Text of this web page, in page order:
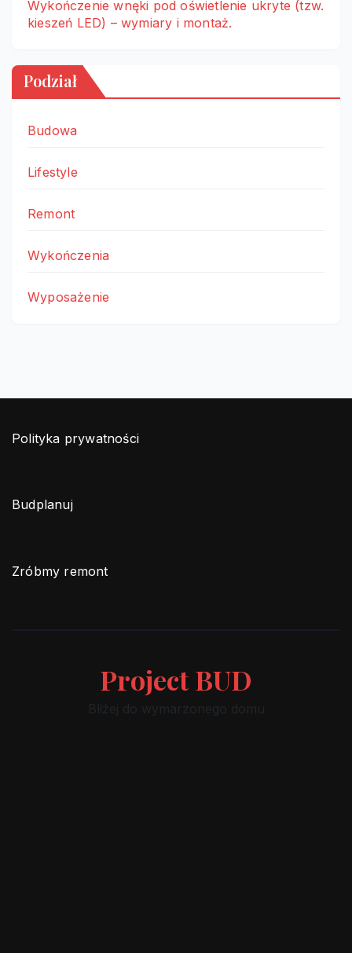
Wykończenie wnęki pod oświetlenie ukryte (tzw.
kieszeń LED) – wymiary i montaż.
Podział
Budowa
Lifestyle
Remont
Wykończenia
Wyposażenie
Polityka prywatności
Budplanuj
Zróbmy remont
Project BUD
Bliżej do wymarzonego domu